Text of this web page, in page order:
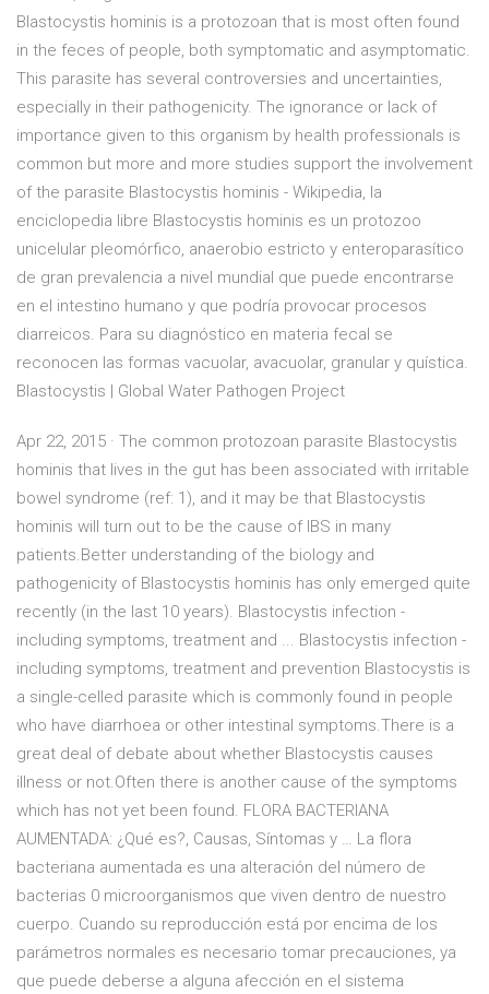
Blastocystis hominis is a protozoan that is most often found
in the feces of people, both symptomatic and asymptomatic.
This parasite has several controversies and uncertainties,
especially in their pathogenicity. The ignorance or lack of
importance given to this organism by health professionals is
common but more and more studies support the involvement
of the parasite Blastocystis hominis - Wikipedia, la
enciclopedia libre Blastocystis hominis es un protozoo
unicelular pleomórfico, anaerobio estricto y enteroparasítico
de gran prevalencia a nivel mundial que puede encontrarse
en el intestino humano y que podría provocar procesos
diarreicos. Para su diagnóstico en materia fecal se
reconocen las formas vacuolar, avacuolar, granular y quística.
Blastocystis | Global Water Pathogen Project
Apr 22, 2015 · The common protozoan parasite Blastocystis
hominis that lives in the gut has been associated with irritable
bowel syndrome (ref: 1), and it may be that Blastocystis
hominis will turn out to be the cause of IBS in many
patients.Better understanding of the biology and
pathogenicity of Blastocystis hominis has only emerged quite
recently (in the last 10 years). Blastocystis infection -
including symptoms, treatment and ... Blastocystis infection -
including symptoms, treatment and prevention Blastocystis is
a single-celled parasite which is commonly found in people
who have diarrhoea or other intestinal symptoms.There is a
great deal of debate about whether Blastocystis causes
illness or not.Often there is another cause of the symptoms
which has not yet been found. FLORA BACTERIANA
AUMENTADA: ¿Qué es?, Causas, Síntomas y … La flora
bacteriana aumentada es una alteración del número de
bacterias 0 microorganismos que viven dentro de nuestro
cuerpo. Cuando su reproducción está por encima de los
parámetros normales es necesario tomar precauciones, ya
que puede deberse a alguna afección en el sistema